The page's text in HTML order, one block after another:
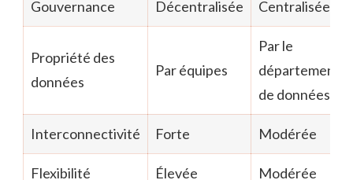
Gouvernance Décentralisée Centralisée
Propriété des
données
Par équipes
Par le
département
de données
Interconnectivité Forte Modérée
Flexibilité Élevée Modérée